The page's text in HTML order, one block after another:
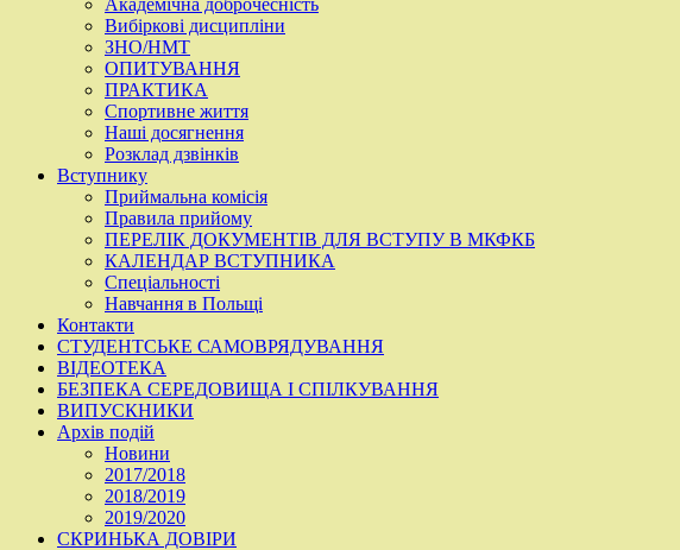
Академічна доброчесність
Вибіркові дисципліни
ЗНО/НМТ
ОПИТУВАННЯ
ПРАКТИКА
Спортивне життя
Наші досягнення
Розклад дзвінків
Вступнику
Приймальна комісія
Правила прийому
ПЕРЕЛІК ДОКУМЕНТІВ ДЛЯ ВСТУПУ В МКФКБ
КАЛЕНДАР ВСТУПНИКА
Спеціальності
Навчання в Польщі
Контакти
СТУДЕНТСЬКЕ САМОВРЯДУВАННЯ
ВІДЕОТЕКА
БЕЗПЕКА СЕРЕДОВИЩА І СПІЛКУВАННЯ
ВИПУСКНИКИ
Архів подій
Новини
2017/2018
2018/2019
2019/2020
СКРИНЬКА ДОВІРИ